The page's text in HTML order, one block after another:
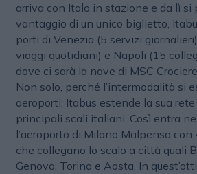
arriva con Italo in stazione e da lì si
vantaggio di un unico biglietto,
porti di Venezia (5 servizi
viaggi quotidiani) e Napoli (15
dove ci sarà la nave di MSC
Non solo, perché l’intermodalità si
aeroporti: Itabus estende la sua
principali scali italiani. Così entra
l’aeroporto di Milano Malpensa
che collegano lo scalo a città quali
Genova, Torino e Aosta. In